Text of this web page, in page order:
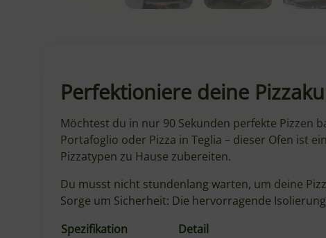
Perfektioniere deine
Möchtest du in nur 90 Sekunden perfekte Pizzen
Portafoglio oder Pizza in Teglia – dieser Ofen ist
Pizzatypen zu Hause zubereiten.
Du musst nicht stundenlang warten, um deine
Sorge um Sicherheit: Die hervorragende
Spezifikation
Detail